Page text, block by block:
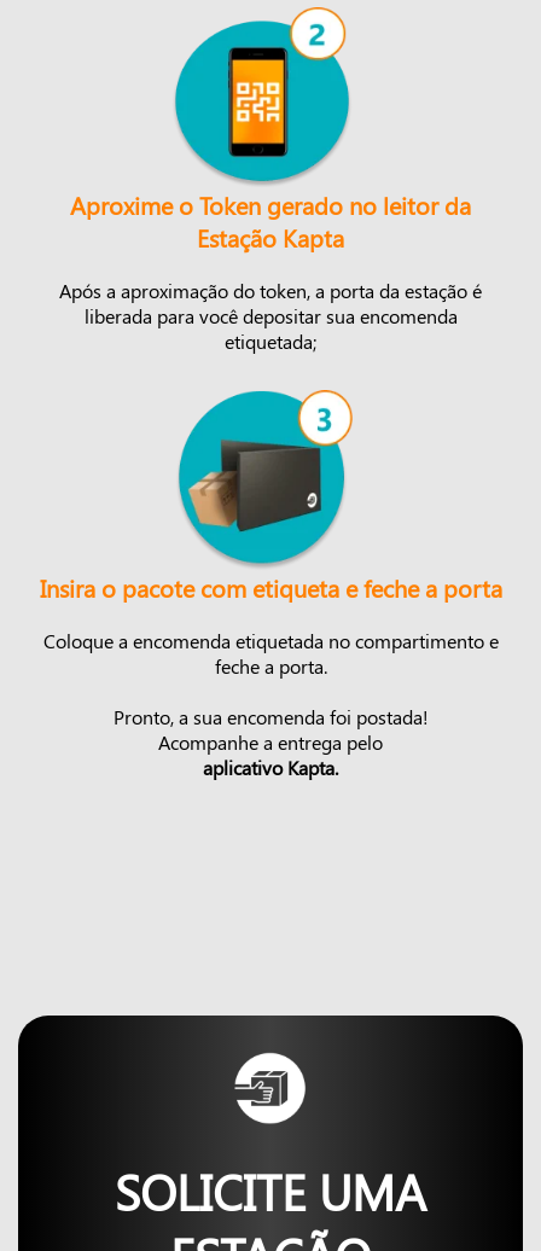
Aproxime o Token gerado no leitor da
Estação Kapta
Após a aproximação do token, a porta da estação é
liberada para você depositar sua encomenda
etiquetada;
Insira o pacote com etiqueta e feche a porta
Coloque a encomenda etiquetada no compartimento e
feche a porta.
Pronto, a sua encomenda foi postada!
Acompanhe a entrega pelo
aplicativo Kapta.
SOLICITE UMA